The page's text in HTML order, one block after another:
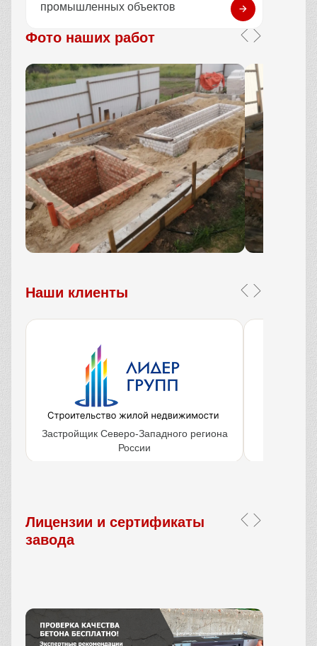
промышленных объектов
Фото наших работ
Наши клиенты
Застройщик Северо-Западного региона
России
Лицензии и сертификаты
завода